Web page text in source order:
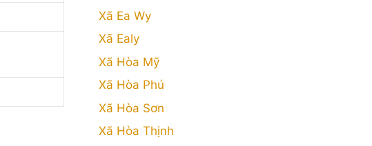
Xã Ea Wy
Xã Ealy
Xã Hòa Mỹ
Xã Hòa Phú
Xã Hòa Sơn
Xã Hòa Thịnh